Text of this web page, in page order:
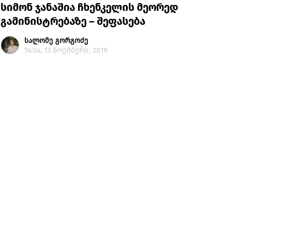
სიმონ ჯანაშია ჩხენკელის მეორედ
გამინისტრებაზე – შეფასება
სალომე გორგოძე
14:04, 13 ნოემბერი, 2019